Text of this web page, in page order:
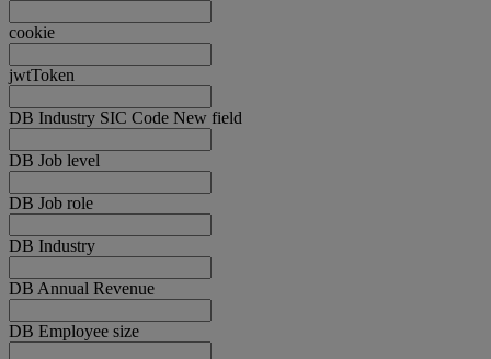
cookie
jwtToken
DB Industry SIC Code New field
DB Job level
DB Job role
DB Industry
DB Annual Revenue
DB Employee size